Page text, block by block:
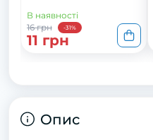
В наявності
16 грн
-31%
11 грн
Опис